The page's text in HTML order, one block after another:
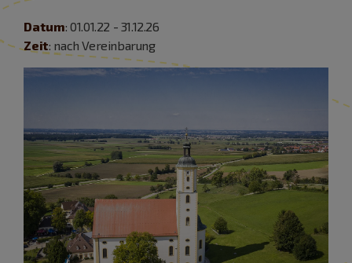
Datum: 01.01.22 - 31.12.26
Zeit: nach Vereinbarung